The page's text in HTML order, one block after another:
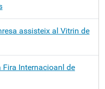
assisteix al Vitrin de
Fira Internacioanl de